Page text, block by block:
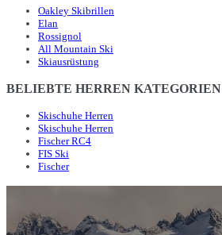
Oakley Skibrillen
Elan
Rossignol
All Mountain Ski
Skiausrüstung
BELIEBTE HERREN KATEGORIEN
Skischuhe Herren
Skischuhe Herren
Fischer RC4
FIS Ski
Fischer